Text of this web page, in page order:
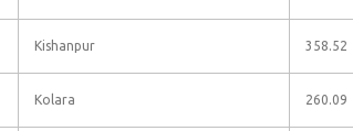
Kishanpur 358.52
Kolara 260.09